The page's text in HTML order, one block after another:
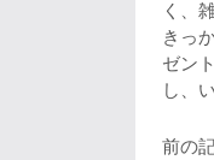
く、
きっ
ゼン
し、
前の